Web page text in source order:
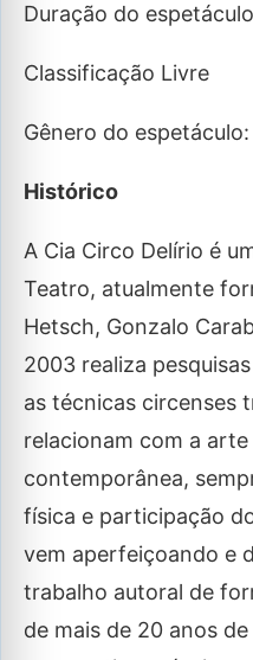
Duração do
Classificação Livre
Gênero do
Histórico
A Cia Circo Delírio é
Teatro, atualmente
Hetsch, Gonzalo
2003 realiza
as técnicas circenses
relacionam com a
contemporânea,
física e participação
vem aperfeiçoando e
trabalho autoral de
de mais de 20 anos